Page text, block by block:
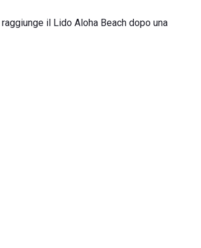
il Lido Aloha Beach dopo una